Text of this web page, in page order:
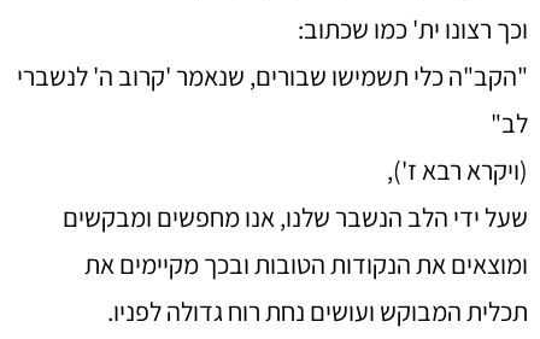
וכך רצונו ית' כמו שכתוב:
"הקב"ה כלי תשמישו שבורים, שנאמר 'קרוב ה' לנשברי
לב"
(ויקרא רבא ז'),
שעל ידי הלב הנשבר שלנו, אנו מחפשים ומבקשים
ומוצאים את הנקודות הטובות ובכך מקיימים את
תכלית המבוקש ועושים נחת רוח גדולה לפניו.